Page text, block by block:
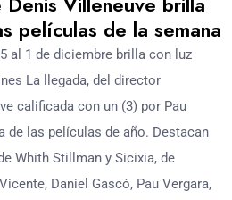
películas de la semana
al 1 de diciembre brilla con luz
La llegada, del director
calificada con un (3) por Pau
de las películas de año. Destacan
Whith Stillman y Sicixia, de
Daniel Gascó, Pau Vergara,